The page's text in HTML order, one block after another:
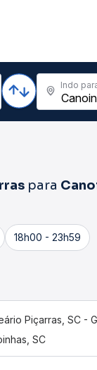
Indo
para
18h00 - 23h59
Piçarras, SC -
SC